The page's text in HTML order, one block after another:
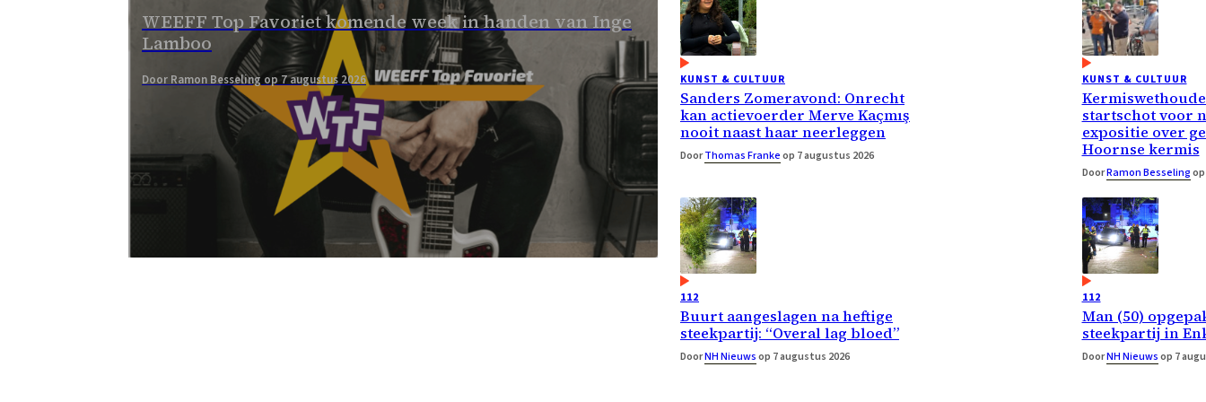
WEEFF Top Favoriet komende week in handen van Inge
Lamboo
Door Ramon Besseling op 7 augustus 2026 KUNST & CULTUUR
Sanders Zomeravond: Onrecht
kan actievoerder Merve Kaçmış
nooit naast haar neerleggen
DoorThomas Frankeop 7 augustus 2026
KUNST & CULTUUR
startschot voor
expositie over
Hoornse kermis
DoorRamon Besseling
112
Buurt aangeslagen na heftige
steekpartij: “Overal lag bloed”
DoorNH Nieuwsop 7 augustus 2026
112
Man (50)
steekpartij in
DoorNH Nieuwsop 7